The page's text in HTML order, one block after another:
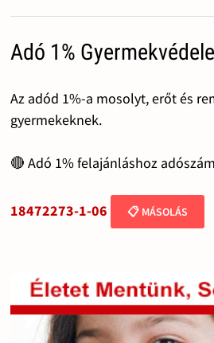
Adó 1%
Az adód 1%-a mosolyt, erőt és
gyermekeknek.
🔴 Adó 1% felajánláshoz
18472273-1-06 📋 MÁSOLÁS